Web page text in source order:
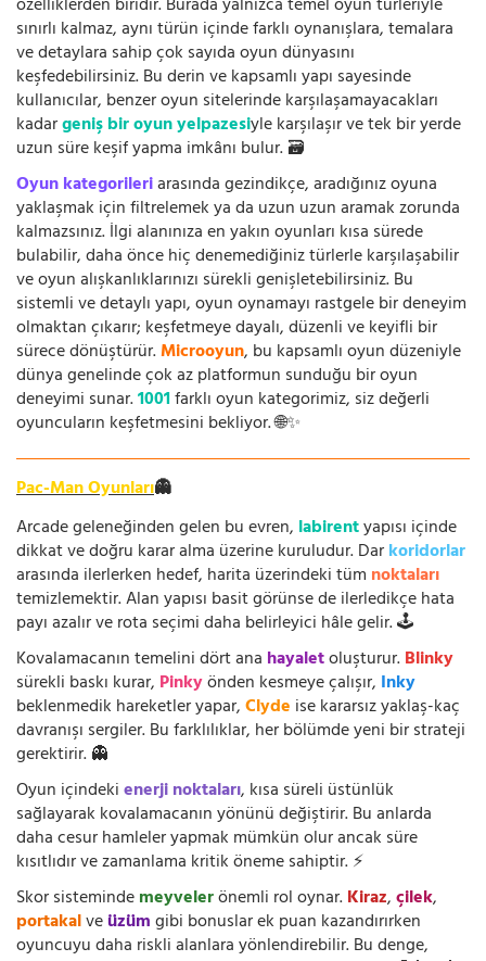
sınırlı kalmaz, aynı türün içinde farklı oynanışlara, temalara
ve detaylara sahip çok sayıda oyun dünyasını
keşfedebilirsiniz. Bu derin ve kapsamlı yapı sayesinde
kullanıcılar, benzer oyun sitelerinde karşılaşamayacakları
kadargeniş bir oyun yelpazesiyle karşılaşır ve tek bir yerde
uzun süre keşif yapma imkânı bulur. 🗃️
Oyun kategorileriarasında gezindikçe, aradığınız oyuna
yaklaşmak için filtrelemek ya da uzun uzun aramak zorunda
kalmazsınız. İlgi alanınıza en yakın oyunları kısa sürede
bulabilir, daha önce hiç denemediğiniz türlerle karşılaşabilir
ve oyun alışkanlıklarınızı sürekli genişletebilirsiniz. Bu
sistemli ve detaylı yapı, oyun oynamayı rastgele bir deneyim
olmaktan çıkarır; keşfetmeye dayalı, düzenli ve keyifli bir
sürece dönüştürür.Microoyun, bu kapsamlı oyun düzeniyle
dünya genelinde çok az platformun sunduğu bir oyun
deneyimi sunar.1001farklı oyun kategorimiz, siz değerli
oyuncuların keşfetmesini bekliyor. 🌐✨
Pac-Man Oyunları👻
Arcade geleneğinden gelen bu evren, labirentyapısı içinde
dikkat ve doğru karar alma üzerine kuruludur. Darkoridorlar
arasında ilerlerken hedef, harita üzerindeki tüm noktaları
temizlemektir. Alan yapısı basit görünse de ilerledikçe hata
payı azalır ve rota seçimi daha belirleyici hâle gelir. 🕹️
Kovalamacanın temelini dört ana hayaletoluşturur.Blinky
sürekli baskı kurar, Pinkyönden kesmeye çalışır, Inky
beklenmedik hareketler yapar,Clyde ise kararsız yaklaş-kaç
davranışı sergiler. Bu farklılıklar, her bölümde yeni bir strateji
gerektirir. 👻
Oyun içindekienerji noktaları, kısa süreli üstünlük
sağlayarak kovalamacanın yönünü değiştirir. Bu anlarda
daha cesur hamleler yapmak mümkün olur ancak süre
kısıtlıdır ve zamanlama kritik öneme sahiptir. ⚡
Skor sistemindemeyvelerönemli rol oynar.Kiraz,çilek,
portakalveüzümgibi bonuslar ek puan kazandırırken
oyuncuyu daha riskli alanlara yönlendirebilir. Bu denge,